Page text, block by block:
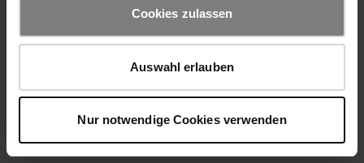
Cookies zulassen
Auswahl erlauben
Nur notwendige Cookies verwenden